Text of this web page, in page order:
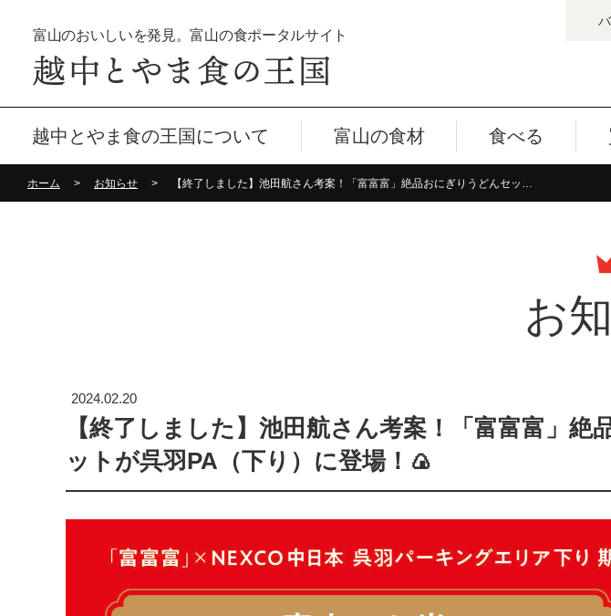
富山のおいしいを発見。富山の食ポータルサイト
越中とやま食の王国について 富山の食材 食べる
ホーム お知らせ 【終了しました】池田航さん考案！「富富富」絶品おにぎりうどんセットが呉羽PA（下り）に登場！🍙
お
2024.02.20
【終了しました】池田航さん考案！「富富富」絶
ットが呉羽PA（下り）に登場！🍙